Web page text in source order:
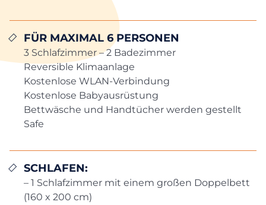
Für maximal 6 Personen
3 Schlafzimmer – 2 Badezimmer
Reversible Klimaanlage
Kostenlose WLAN-Verbindung
Kostenlose Babyausrüstung
Bettwäsche und Handtücher werden gestellt
Safe
SCHLAFEN:
– 1 Schlafzimmer mit einem großen Doppelbett
(160 x 200 cm)